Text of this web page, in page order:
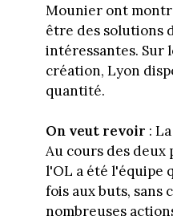
Mounier ont
être des solutions
intéressantes. Sur
création, Lyon
quantité.
On veut revoir :
Au cours des deux
l'OL a été l'équipe
fois aux buts, sans
nombreuses